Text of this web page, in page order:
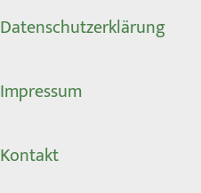
Datenschutzerklärung
Impressum
Kontakt